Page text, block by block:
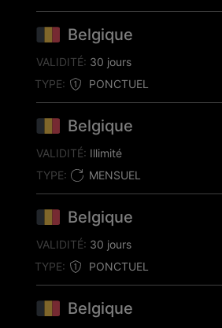
Belgique
TYPE: PONCTUEL
VALIDITÉ: 30 jours
Belgique
TYPE: MENSUEL
VALIDITÉ: Illimité
Belgique
TYPE: PONCTUEL
VALIDITÉ: 30 jours
Belgique